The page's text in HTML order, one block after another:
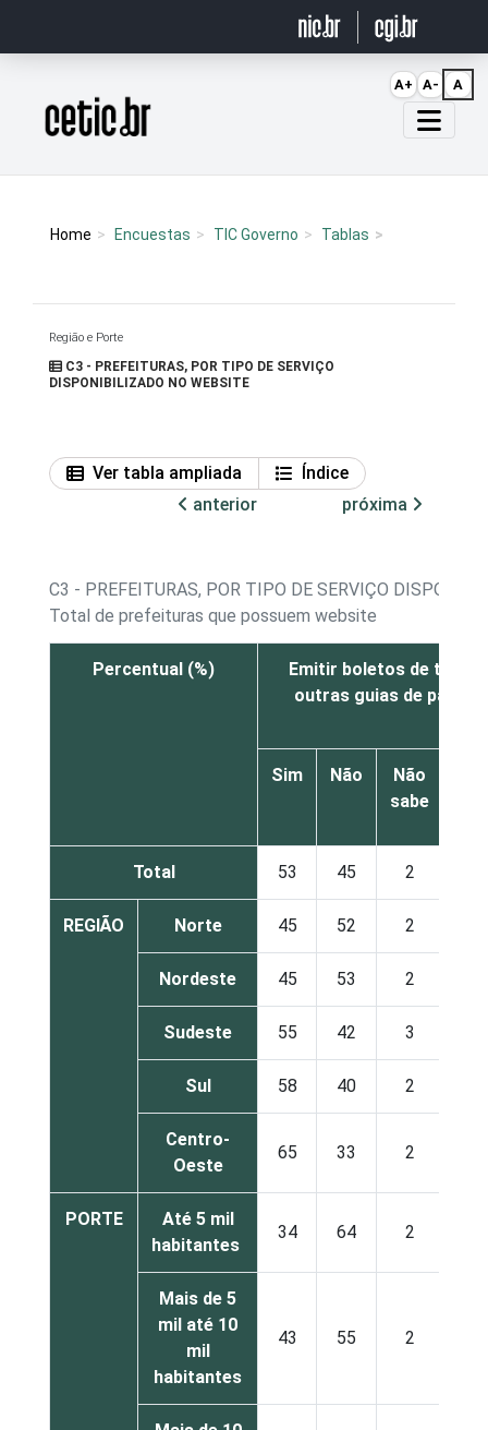
Página inicial
Home Encuestas TIC Governo Tablas
Região e Porte
C3 - PREFEITURAS, POR TIPO DE SERVIÇO
DISPONIBILIZADO NO WEBSITE
Ver tabla ampliada
Índice
anterior
próxima
C3 - PREFEITURAS, POR TIPO DE SERVIÇO
Total de prefeituras que possuem website
Percentual (%)
Emitir boletos de
outras guias de
Sim Não
Não
sabe
Total 53 45 2
REGIÃO Norte 45 52 2
Nordeste 45 53 2
Sudeste 55 42 3
Sul 58 40 2
Centro-
Oeste
65 33 2
PORTE
Até 5 mil
habitantes
34 64 2
Mais de 5
mil até 10
mil
habitantes
43 55 2
A+ A- A